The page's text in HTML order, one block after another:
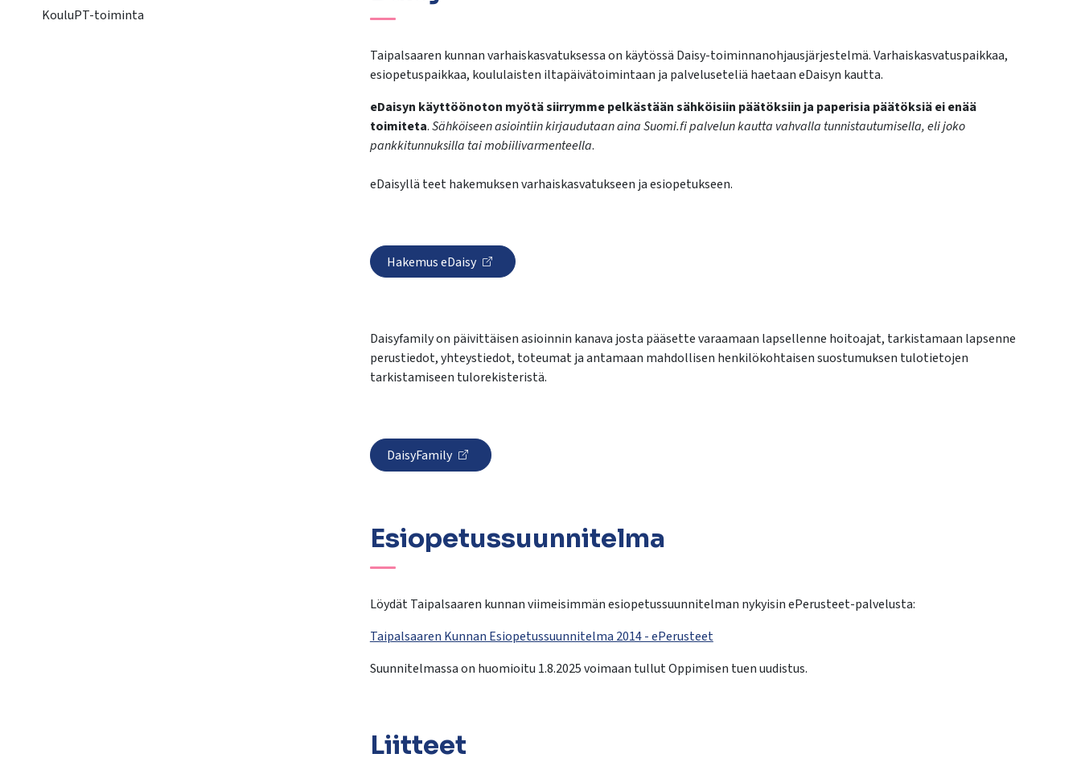
KouluPT-toiminta
Taipalsaaren kunnan varhaiskasvatuksessa on käytössä Daisy-toiminnanohjausjärjestelmä. Varhaiskasvatuspaikkaa,
esiopetuspaikkaa, koululaisten iltapäivätoimintaan ja palveluseteliä haetaan eDaisyn kautta.
eDaisyn käyttöönoton myötä siirrymme pelkästään sähköisiin päätöksiin ja paperisia päätöksiä ei enää
toimiteta.Sähköiseen asiointiin kirjaudutaan aina Suomi.fi palvelun kautta vahvalla tunnistautumisella, eli joko
pankkitunnuksilla tai mobiilivarmenteella.
eDaisyllä teet hakemuksen varhaiskasvatukseen ja esiopetukseen.
Hakemus eDaisy
Daisyfamily on päivittäisen asioinnin kanava josta pääsette varaamaan lapsellenne hoitoajat, tarkistamaan lapsenne
perustiedot, yhteystiedot, toteumat ja antamaan mahdollisen henkilökohtaisen suostumuksen tulotietojen
tarkistamiseen tulorekisteristä.
DaisyFamily
Esiopetussuunnitelma
Löydät Taipalsaaren kunnan viimeisimmän esiopetussuunnitelman nykyisin ePerusteet-palvelusta:
Taipalsaaren Kunnan Esiopetussuunnitelma 2014 - ePerusteet
Suunnitelmassa on huomioitu 1.8.2025 voimaan tullut Oppimisen tuen uudistus.
Liitteet